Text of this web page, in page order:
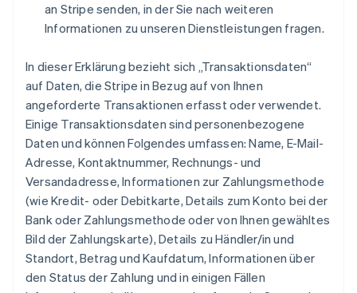
an Stripe senden, in der Sie nach weiteren
Informationen zu unseren Dienstleistungen fragen.
In dieser Erklärung bezieht sich „Transaktionsdaten“
auf Daten, die Stripe in Bezug auf von Ihnen
angeforderte Transaktionen erfasst oder verwendet.
Einige Transaktionsdaten sind personenbezogene
Daten und können Folgendes umfassen: Name, E-Mail-
Adresse, Kontaktnummer, Rechnungs- und
Versandadresse, Informationen zur Zahlungsmethode
(wie Kredit- oder Debitkarte, Details zum Konto bei der
Bank oder Zahlungsmethode oder von Ihnen gewähltes
Bild der Zahlungskarte), Details zu Händler/in und
Standort, Betrag und Kaufdatum, Informationen über
den Status der Zahlung und in einigen Fällen